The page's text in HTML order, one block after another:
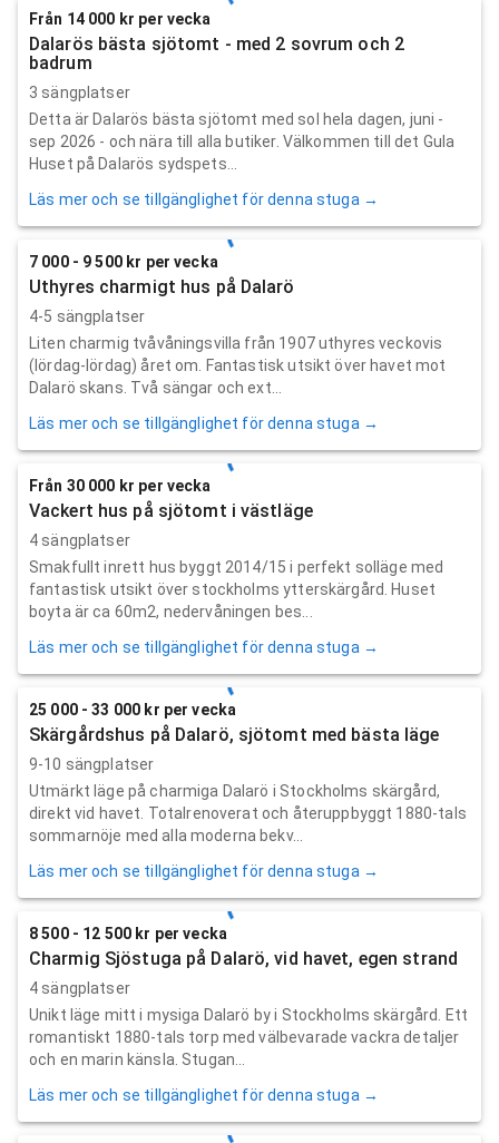
Från 14 000 kr per vecka
Dalarös bästa sjötomt - med 2 sovrum och 2
badrum
3 sängplatser
Detta är Dalarös bästa sjötomt med sol hela dagen, juni -
sep 2026 - och nära till alla butiker. Välkommen till det Gula
Huset på Dalarös sydspets...
Läs mer och se tillgänglighet för denna stuga →
7 000 - 9 500 kr per vecka
Uthyres charmigt hus på Dalarö
4-5 sängplatser
Liten charmig tvåvåningsvilla från 1907 uthyres veckovis
(lördag-lördag) året om. Fantastisk utsikt över havet mot
Dalarö skans. Två sängar och ext...
Läs mer och se tillgänglighet för denna stuga →
Från 30 000 kr per vecka
Vackert hus på sjötomt i västläge
4 sängplatser
Smakfullt inrett hus byggt 2014/15 i perfekt solläge med
fantastisk utsikt över stockholms ytterskärgård. Huset
boyta är ca 60m2, nedervåningen bes...
Läs mer och se tillgänglighet för denna stuga →
25 000 - 33 000 kr per vecka
Skärgårdshus på Dalarö, sjötomt med bästa läge
9-10 sängplatser
Utmärkt läge på charmiga Dalarö i Stockholms skärgård,
direkt vid havet. Totalrenoverat och återuppbyggt 1880-tals
sommarnöje med alla moderna bekv...
Läs mer och se tillgänglighet för denna stuga →
8 500 - 12 500 kr per vecka
Charmig Sjöstuga på Dalarö, vid havet, egen strand
4 sängplatser
Unikt läge mitt i mysiga Dalarö by i Stockholms skärgård. Ett
romantiskt 1880-tals torp med välbevarade vackra detaljer
och en marin känsla. Stugan...
Läs mer och se tillgänglighet för denna stuga →